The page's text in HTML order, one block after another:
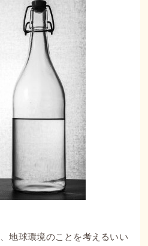
地球環境のことを考えるいい